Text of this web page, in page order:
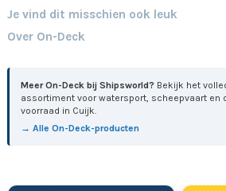
Je vind dit misschien ook leuk
Over On-Deck
Meer On-Deck bij Shipsworld? Bekijk het
assortiment voor watersport, scheepvaart en
voorraad in Cuijk.
→ Alle On-Deck-producten